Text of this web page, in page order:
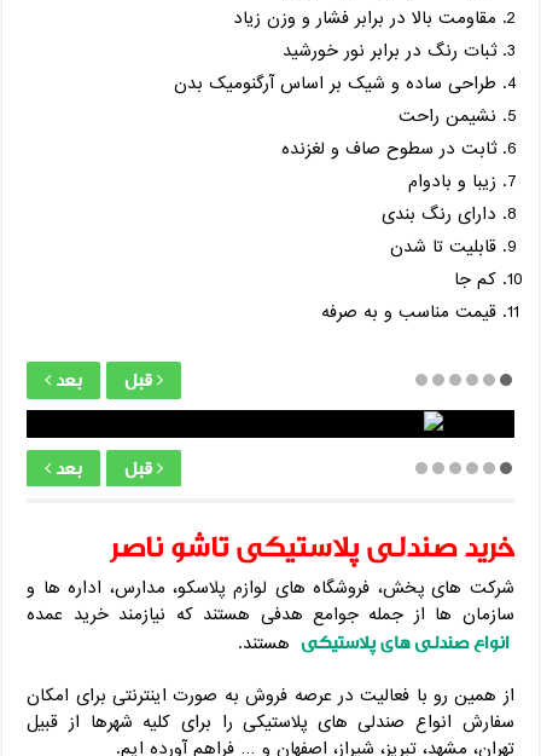
مقاومت بالا در برابر فشار و وزن زیاد
ثبات رنگ در برابر نور خورشید
طراحی ساده و شیک بر اساس آرگنومیک بدن
نشیمن راحت
ثابت در سطوح صاف و لغزنده
زیبا و بادوام
دارای رنگ بندی
قابلیت تا شدن
کم جا
قیمت مناسب و به صرفه
بعد قبل
بعد قبل
خرید صندلی پلاستیکی تاشو ناصر
شرکت های پخش، فروشگاه های لوازم پلاسکو، مدارس، اداره ها و
سازمان ها از جمله جوامع هدفی هستند که نیازمند خرید عمده
انواع صندلی های پلاستیکی هستند.
از همین رو با فعالیت در عرصه فروش به صورت اینترنتی برای امکان
سفارش انواع صندلی های پلاستیکی را برای کلیه شهرها از قبیل
تهران، مشهد، تبریز، شیراز، اصفهان و … فراهم آورده ایم.